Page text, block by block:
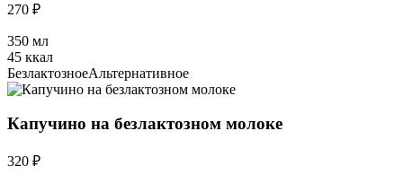
270 ₽
350 мл
45 ккал
БезлактозноеАльтернативное
Капучино на безлактозном молоке
320 ₽